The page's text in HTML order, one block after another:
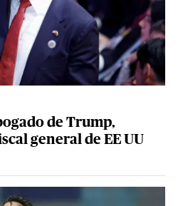
de Trump,
general de EE UU